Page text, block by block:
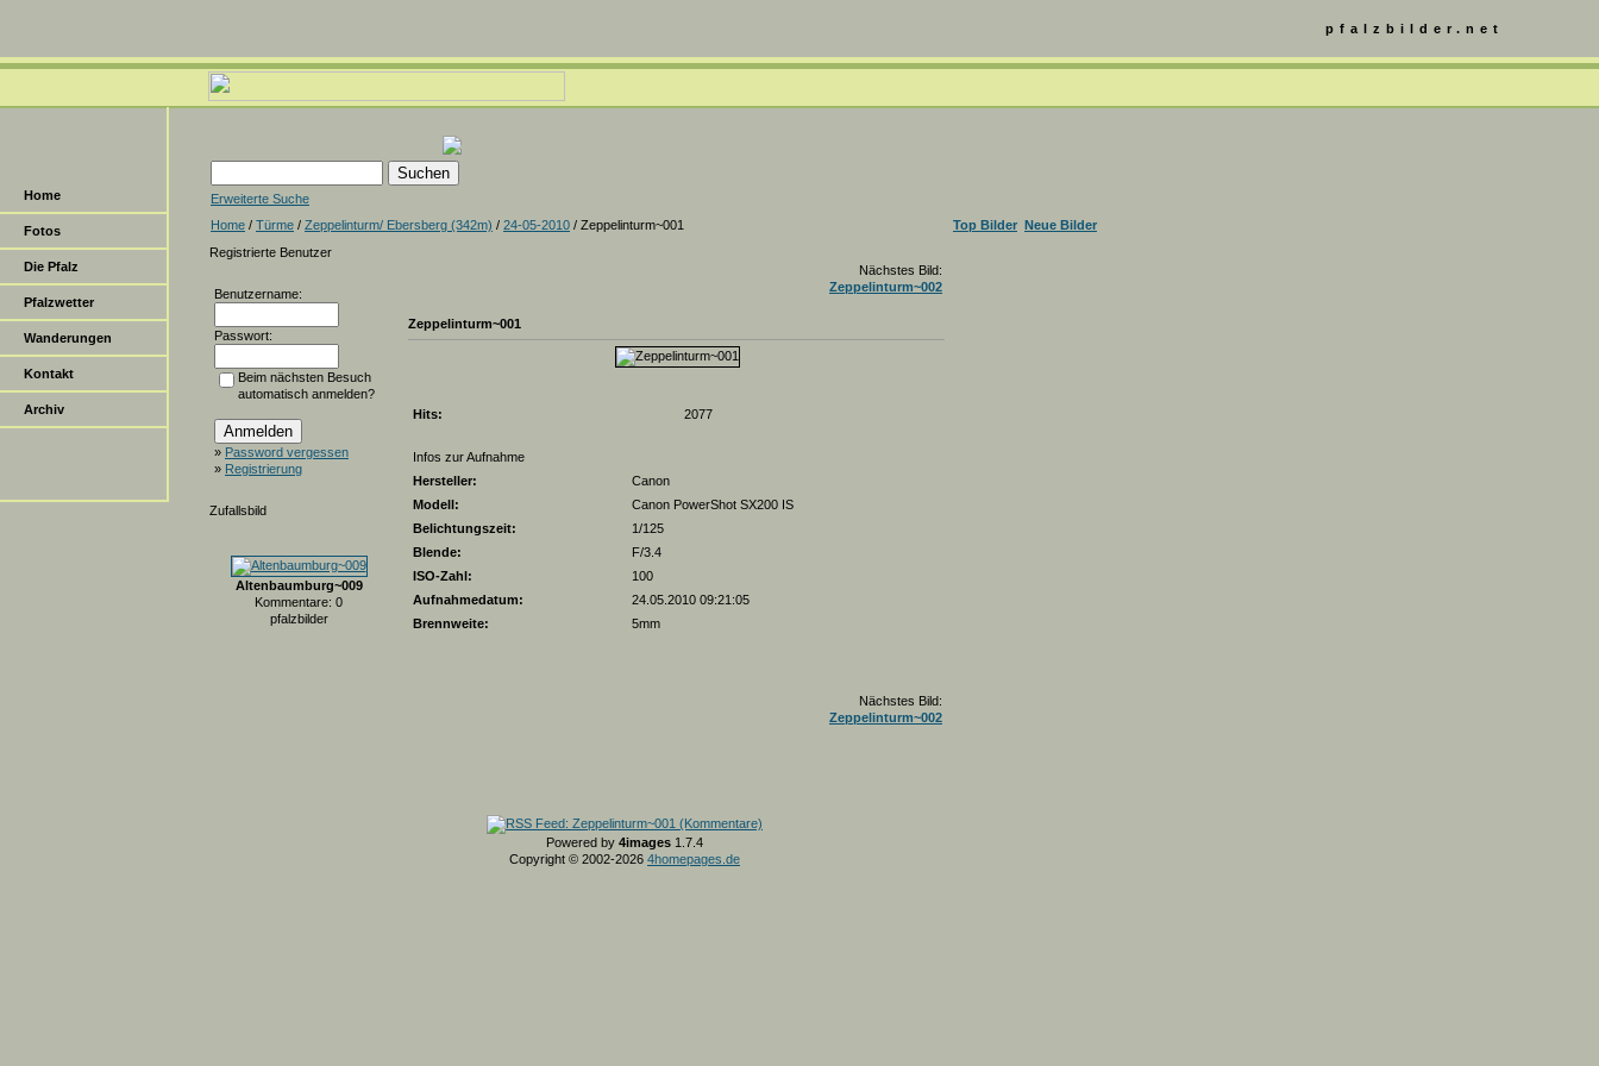
Home
Fotos
Die Pfalz
Pfalzwetter
Wanderungen
Kontakt
Archiv
pfalzbilder.net
Erweiterte Suche
Home / Türme / Zeppelinturm/ Ebersberg (342m) / 24-05-2010 / Zeppelinturm~001 Top Bilder Neue Bilder
Registrierte Benutzer
Benutzername:
Passwort:
Beim nächsten Besuch
automatisch anmelden?
» Password vergessen
» Registrierung
Zufallsbild
Altenbaumburg~009
Kommentare: 0
pfalzbilder
Nächstes Bild:
Zeppelinturm~002
Zeppelinturm~001
Hits: 2077
Infos zur Aufnahme
Hersteller:
Canon
Modell:
Canon PowerShot SX200 IS
Belichtungszeit:
1/125
Blende:
F/3.4
ISO-Zahl:
100
Aufnahmedatum:
24.05.2010 09:21:05
Brennweite:
5mm
Nächstes Bild:
Zeppelinturm~002
Powered by 4images 1.7.4
Copyright © 2002-2026 4homepages.de